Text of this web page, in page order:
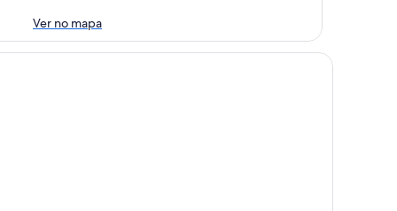
Ver no mapa
hotel playa blanca